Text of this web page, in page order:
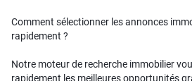
Comment sélectionner les annonces
rapidement ?
Notre moteur de recherche immobilier
rapidement les meilleures opportunités